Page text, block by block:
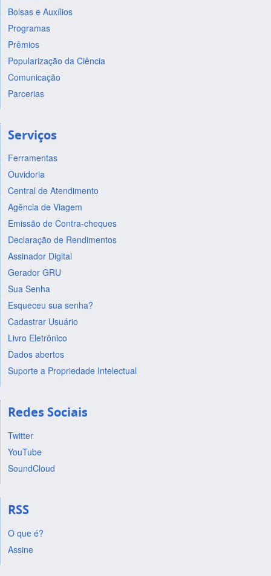
Bolsas e Auxílios
Programas
Prêmios
Popularização da Ciência
Comunicação
Parcerias
Serviços
Ferramentas
Ouvidoria
Central de Atendimento
Agência de Viagem
Emissão de Contra-cheques
Declaração de Rendimentos
Assinador Digital
Gerador GRU
Sua Senha
Esqueceu sua senha?
Cadastrar Usuário
Livro Eletrônico
Dados abertos
Suporte a Propriedade Intelectual
Redes Sociais
Twitter
YouTube
SoundCloud
RSS
O que é?
Assine